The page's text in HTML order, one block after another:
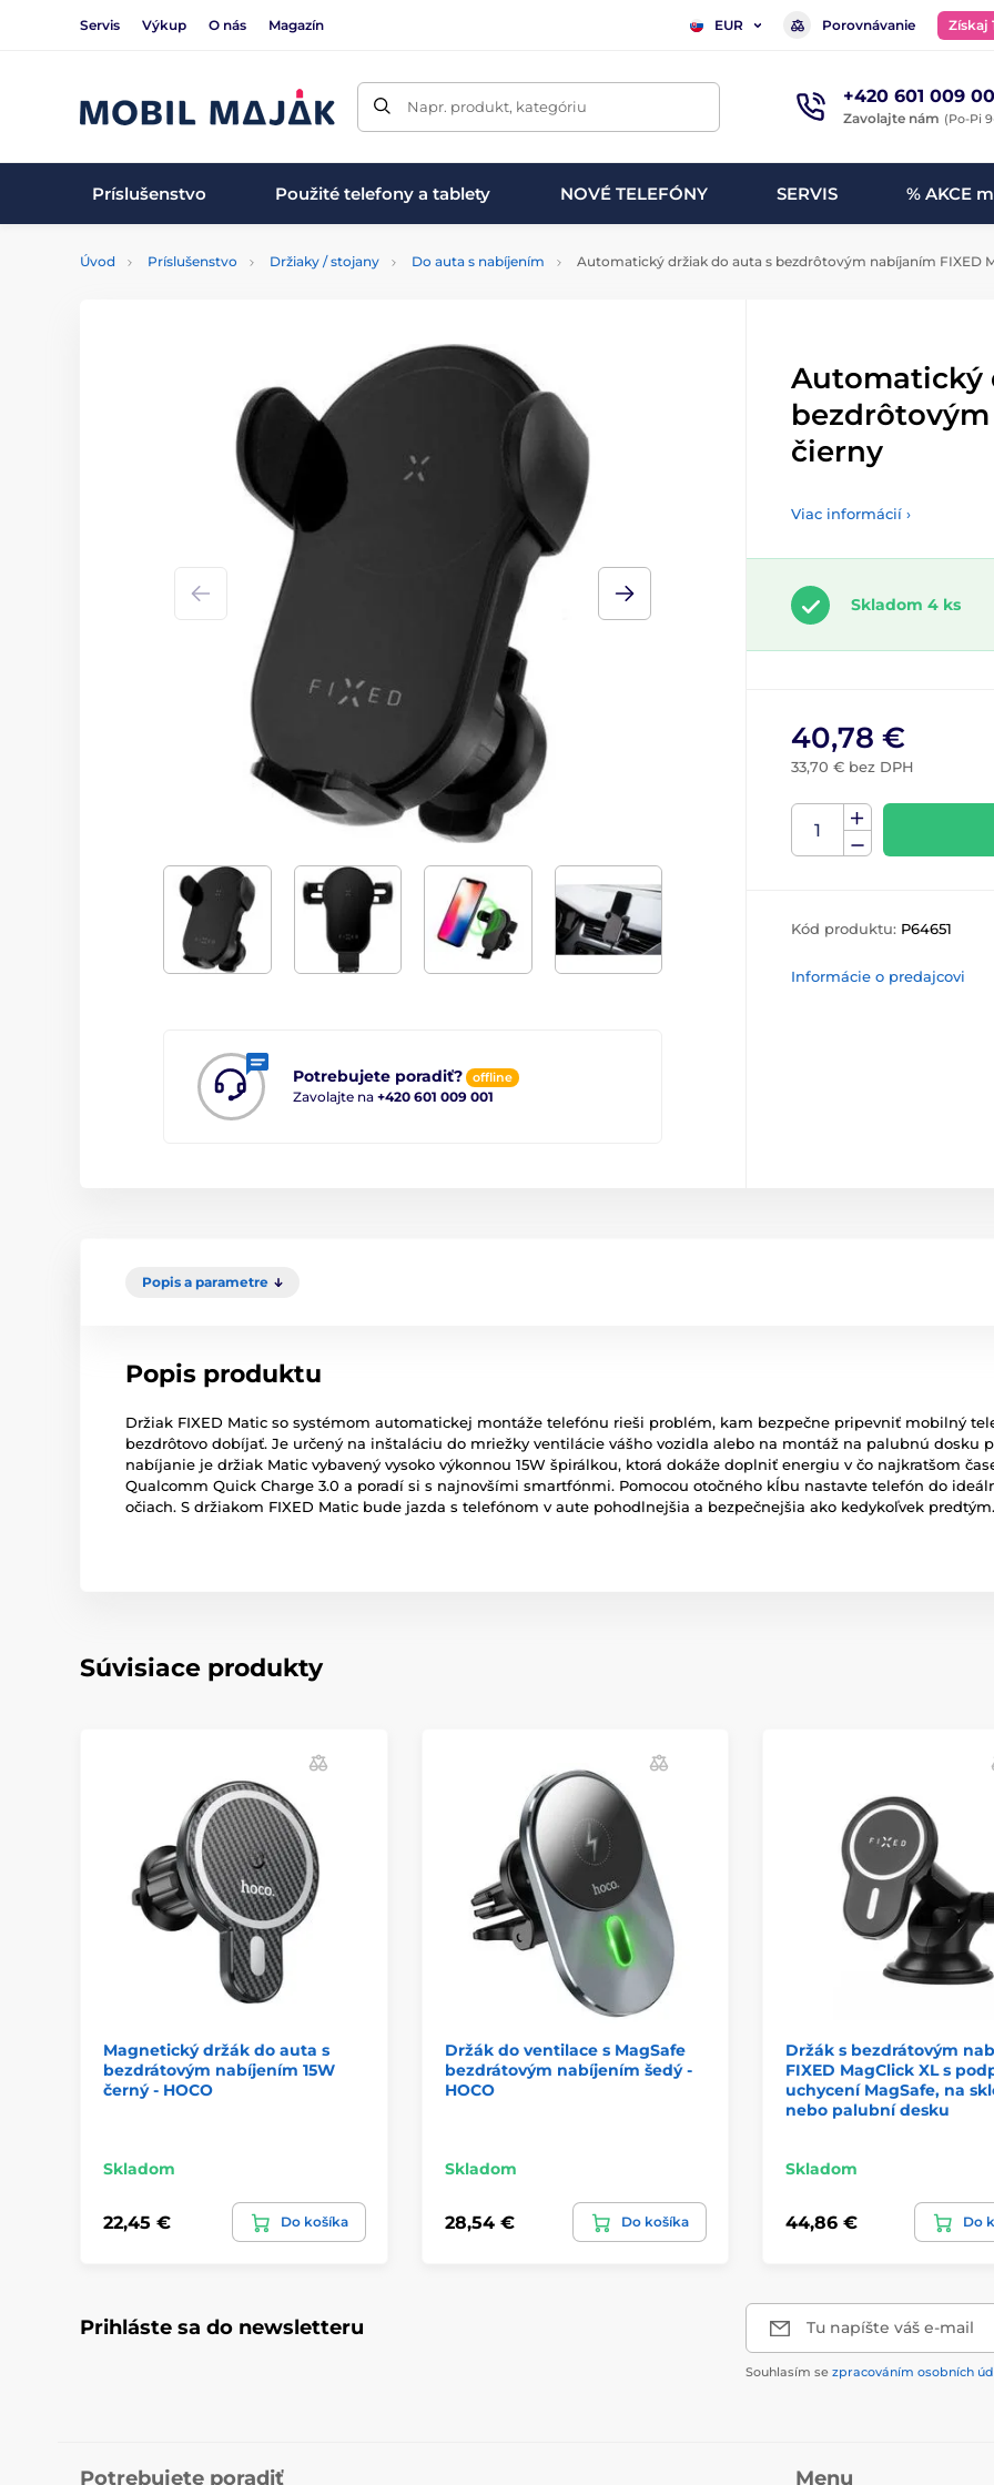
Servis Výkup O nás Magazín EUR Porovnávanie Získaj
Napr. produkt, kategóriu +420 601 009
Zavolajte nám (Po-Pi
Príslušenstvo Použité telefony a tablety NOVÉ TELEFÓNY SERVIS % AKCE
Úvod Príslušenstvo Držiaky / stojany Do auta s nabíjením Automatický držiak do auta s bezdrôtovým nabíjaním FIXED
Potrebujete poradiť? offline
Zavolajte na +420 601 009 001
Automatický
čierny
Viac informácií ›
Skladom 4 ks
40,78 €
33,70 € bez DPH
Kód produktu: P64651
Informácie o predajcovi
Popis a parametre
Popis produktu
Držiak FIXED Matic so systémom automatickej montáže telefónu rieši problém, kam bezpečne pripevniť mobilný
bezdrôtovo dobíjať. Je určený na inštaláciu do mriežky ventilácie vášho vozidla alebo na montáž na palubnú dosku
nabíjanie je držiak Matic vybavený vysoko výkonnou 15W špirálkou, ktorá dokáže doplniť energiu v čo najkratšom
Qualcomm Quick Charge 3.0 a poradí si s najnovšími smartfónmi. Pomocou otočného kĺbu nastavte telefón do
očiach. S držiakom FIXED Matic bude jazda s telefónom v aute pohodlnejšia a bezpečnejšia ako kedykoľvek predtým.
Súvisiace produkty
Magnetický držák do auta s
bezdrátovým nabíjením 15W
černý - HOCO
Skladom
22,45 € Do košíka
Držák do ventilace s MagSafe
bezdrátovým nabíjením šedý -
HOCO
Skladom
28,54 € Do košíka
Držák s bezdrátovým
FIXED MagClick XL s
uchycení MagSafe, na
nebo palubní desku
Skladom
44,86 € Do
Prihláste sa do newsletteru Tu napíšte váš e-mail
Souhlasím se zpracováním osobních
Potrebujete poradiť Menu